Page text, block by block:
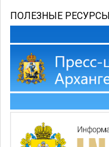
ПОЛЕЗНЫЕ РЕСУРСЫ